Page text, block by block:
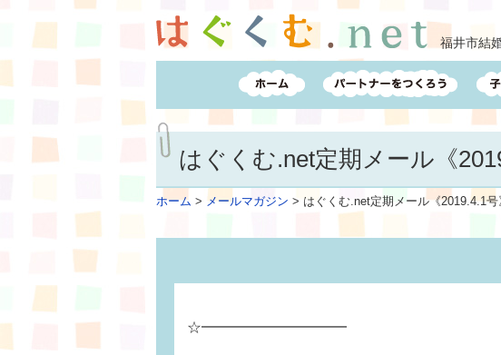
福井市結
はぐくむ.net定期メール《
ホーム > メールマガジン > はぐくむ.net定期メール《2019.4.1号
☆━━━━━━━━━━